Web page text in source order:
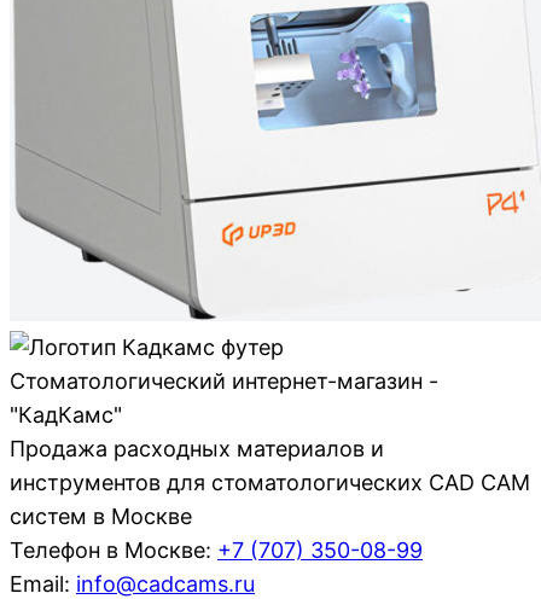
Стоматологический интернет-магазин -
"КадКамс"
Продажа расходных материалов и
инструментов для стоматологических CAD CAM
систем в Москве
Телефон в Москве: +7 (707) 350-08-99
Email: info@cadcams.ru